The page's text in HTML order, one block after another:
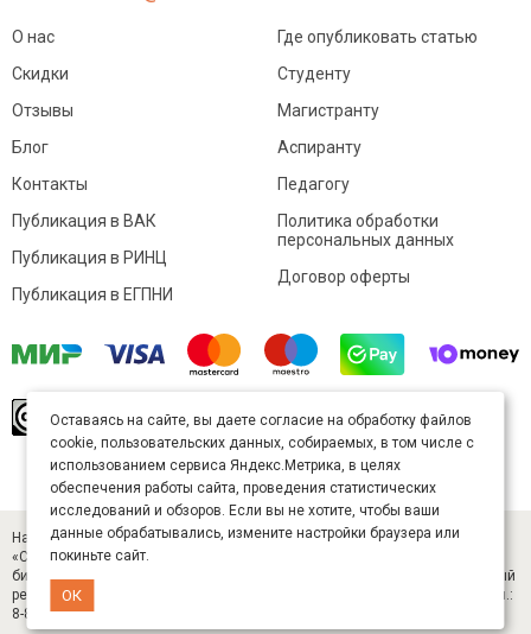
О нас
Скидки
Отзывы
Блог
Контакты
Где опубликовать статью
Студенту
Магистранту
Аспиранту
Педагогу
Публикация в ВАК
Публикация в РИНЦ
Публикация в ЕГПНИ
Политика обработки
персональных данных
Договор оферты
произведение доступно полицензии Creative
Commons «Attribution» («Атрибуция») 4.0
Непортированная.
Карта сайта
Научный журнал «Студенческий» (ISSN 2541-9412). Издатель — ООО
«СибАК» (ИНН 5402054157). Размещается в Научной электронной
библиотеке eLIBRARY.RU (договор № 445-11/2019 от 05.11.2019). Главный
редактор — Старченко И. Б., д-р техн. наук. E-mail: student@sibac.info, тел.:
8-800-350-22-65.
Оставаясь на сайте, вы даете согласие на обработку файлов
cookie, пользовательских данных, собираемых, в том числе с
использованием сервиса Яндекс.Метрика, в целях
обеспечения работы сайта, проведения статистических
исследований и обзоров. Если вы не хотите, чтобы ваши
данные обрабатывались, измените настройки браузера или
покиньте сайт.
ОК